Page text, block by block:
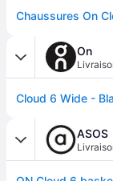
On
Cloud 6 Wide -
ASOS